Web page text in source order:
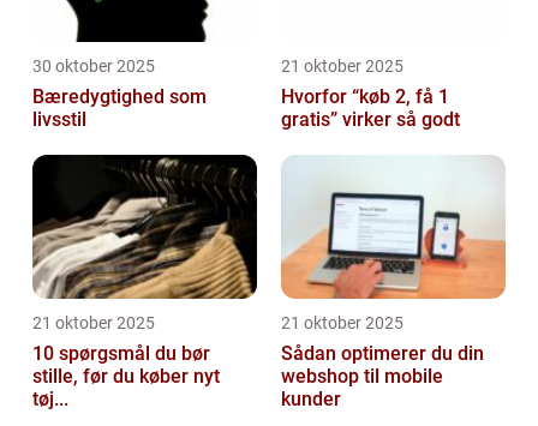
30 oktober 2025
Bæredygtighed som
livsstil
21 oktober 2025
Hvorfor “køb 2, få 1
gratis” virker så godt
21 oktober 2025
10 spørgsmål du bør
stille, før du køber nyt
tøj...
21 oktober 2025
Sådan optimerer du din
webshop til mobile
kunder